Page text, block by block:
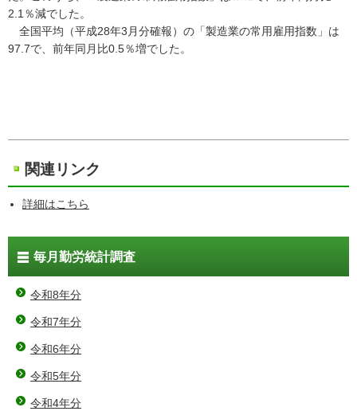
2.1％減でした。
全国平均（平成28年3月分確報）の「製造業の常用雇用指数」は
97.7で、前年同月比0.5％増でした。
関連リンク
詳細はこちら
毎月勤労統計調査
令和8年分
令和7年分
令和6年分
令和5年分
令和4年分